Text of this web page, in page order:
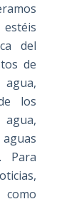
del
de
los
Para
como